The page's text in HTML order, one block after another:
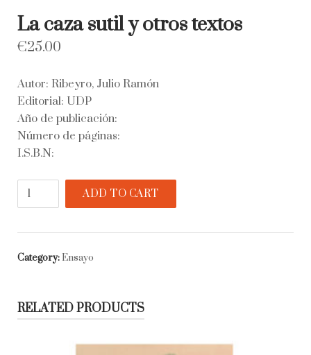
La caza sutil y otros textos
€25.00
Autor: Ribeyro, Julio Ramón
Editorial: UDP
Año de publicación:
Número de páginas:
I.S.B.N:
y
otros
textos
ADD TO CART
Category:Ensayo
RELATED PRODUCTS